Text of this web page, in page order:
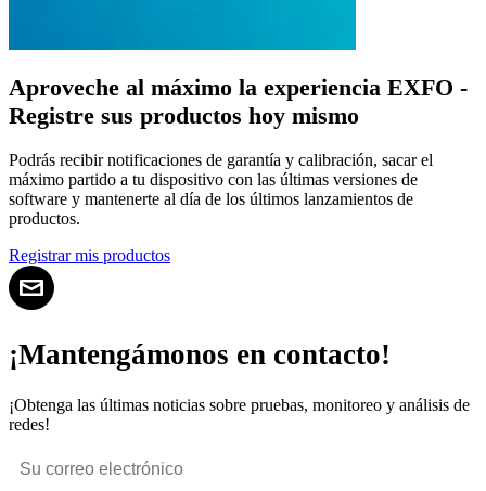
Aproveche al máximo la experiencia EXFO -
Registre sus productos hoy mismo
Podrás recibir notificaciones de garantía y calibración, sacar el
máximo partido a tu dispositivo con las últimas versiones de
software y mantenerte al día de los últimos lanzamientos de
productos.
Registrar mis productos
¡Mantengámonos en contacto!
¡Obtenga las últimas noticias sobre pruebas, monitoreo y análisis de
redes!